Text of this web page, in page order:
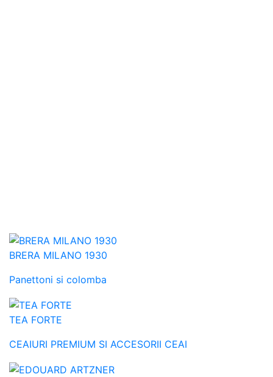
BRERA MILANO 1930
Panettoni si colomba
TEA FORTE
CEAIURI PREMIUM SI ACCESORII CEAI